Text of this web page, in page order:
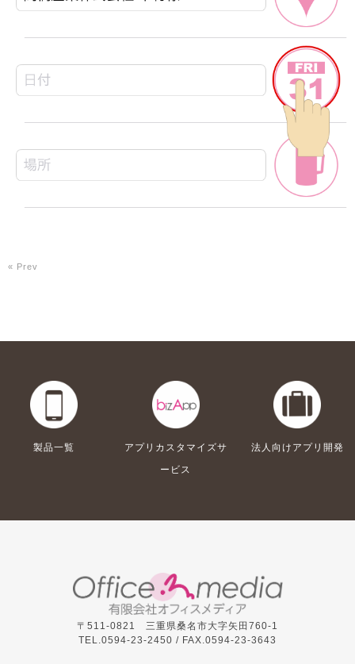
« Prev
製品一覧
アプリカスタマイズサ
ービス
法人向けアプリ開発
〒511-0821 三重県桑名市大字矢田760-1
TEL.0594-23-2450 / FAX.0594-23-3643